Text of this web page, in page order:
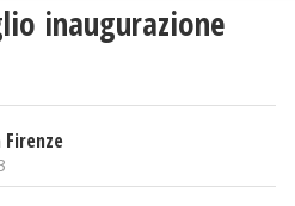
inaugurazione
Firenze